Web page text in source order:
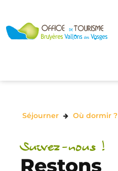
Séjourner Où dormir ?
Suivez-nous !
Restons